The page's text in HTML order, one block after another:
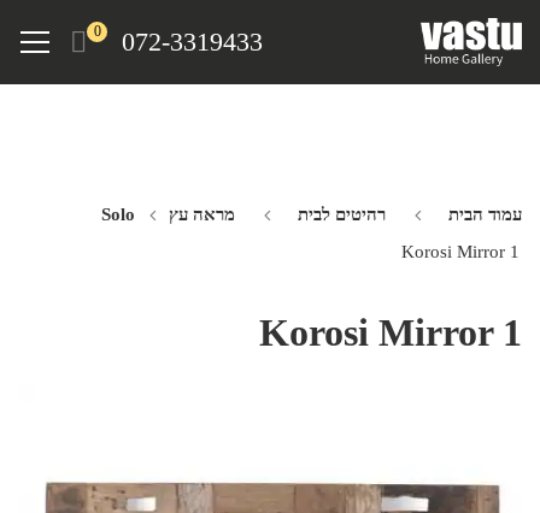
072-3319433
0
Menu
עמוד הבית רהיטים לבית
מראה עץ Solo
Korosi Mirror 1
Korosi Mirror 1